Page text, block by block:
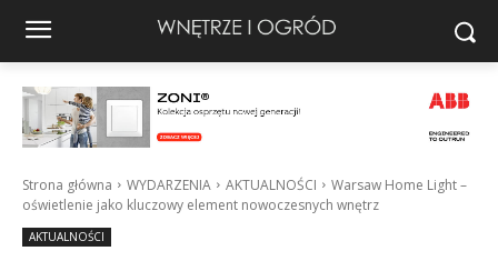
Strona główna WYDARZENIA AKTUALNOŚCI
Warsaw Home Light –
oświetlenie jako kluczowy element nowoczesnych wnętrz
AKTUALNOŚCI